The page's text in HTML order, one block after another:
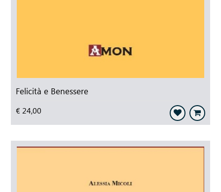
Felicità e Benessere
€ 24,00